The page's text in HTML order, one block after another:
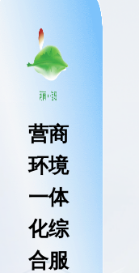
%
营商
环境
一体
化综
合服